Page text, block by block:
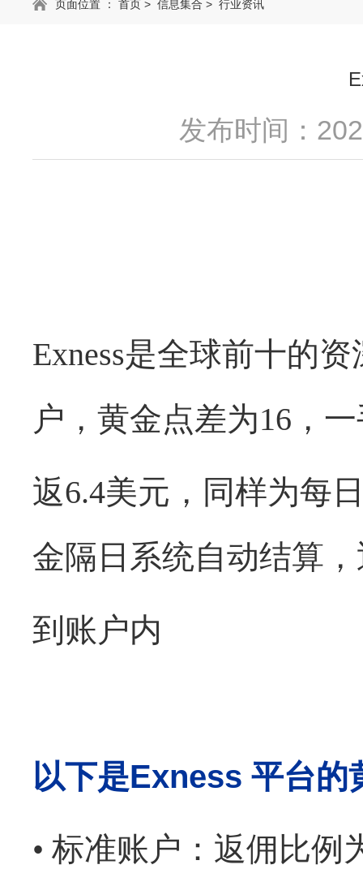
页面位置 ： 首页 > 信息集合 > 行业资讯
发布时间：
Exness是全球前十的
户，黄金点差为16，
返6.4美元，同样为每
金隔日系统自动结算
到账户内
以下是Exness 平台的
• 标准账户：返佣比例